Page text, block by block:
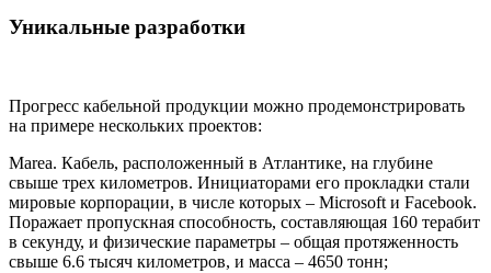
Уникальные разработки
Прогресс кабельной продукции можно продемонстрировать
на примере нескольких проектов:
Marea. Кабель, расположенный в Атлантике, на глубине
свыше трех километров. Инициаторами его прокладки стали
мировые корпорации, в числе которых – Microsoft и Facebook.
Поражает пропускная способность, составляющая 160 терабит
в секунду, и физические параметры – общая протяженность
свыше 6.6 тысяч километров, и масса – 4650 тонн;